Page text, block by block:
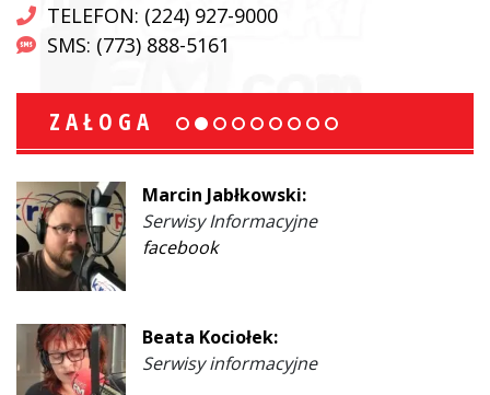
TELEFON: (224) 927-9000
SMS: (773) 888-5161
ZAŁOGA
Marcin Jabłkowski:
Serwisy Informacyjne
facebook
Beata Kociołek:
Serwisy informacyjne